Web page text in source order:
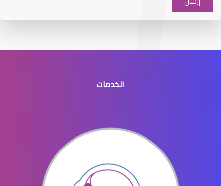
عيون الاطفال الخدج
عيون الاطفال المنتفخه
الخدمات